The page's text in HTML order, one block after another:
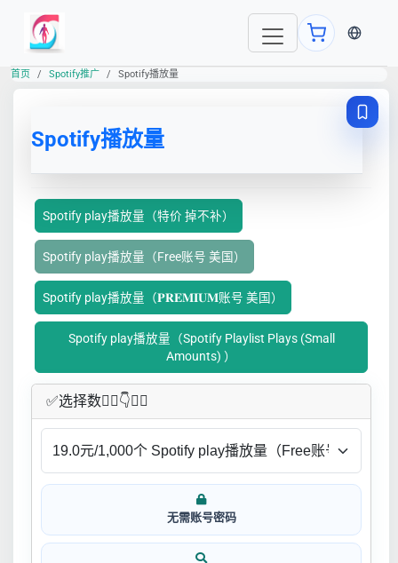
当前语
首页 Spotify推广 Spotify播放量
Spotify播放量
Spotify play播放量（特价 掉不补）
Spotify play播放量（Free账号 美国）
Spotify play播放量（𝐏𝐑𝐄𝐌𝐈𝐔𝐌账号 美国）
Spotify play播放量（Spotify Playlist Plays (Small
Amounts) ）
✅​选择数👇🏻​​👇👇🏻​​
无需账号密码